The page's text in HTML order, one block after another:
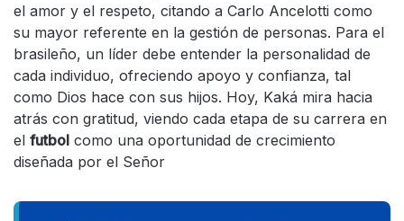
el amor y el respeto, citando a Carlo Ancelotti como
su mayor referente en la gestión de personas. Para el
brasileño, un líder debe entender la personalidad de
cada individuo, ofreciendo apoyo y confianza, tal
como Dios hace con sus hijos. Hoy, Kaká mira hacia
atrás con gratitud, viendo cada etapa de su carrera en
el futbol como una oportunidad de crecimiento
diseñada por el Señor